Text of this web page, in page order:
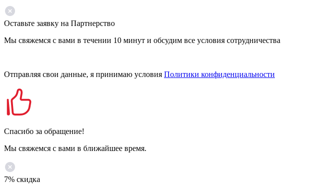
Оставьте заявку на Партнерство
Мы свяжемся с вами в течении 10 минут и обсудим все условия сотрудничества
Отправляя свои данные, я принимаю условия Политики конфиденциальности
Спасибо за обращение!
Мы свяжемся с вами в ближайшее время.
7% скидка